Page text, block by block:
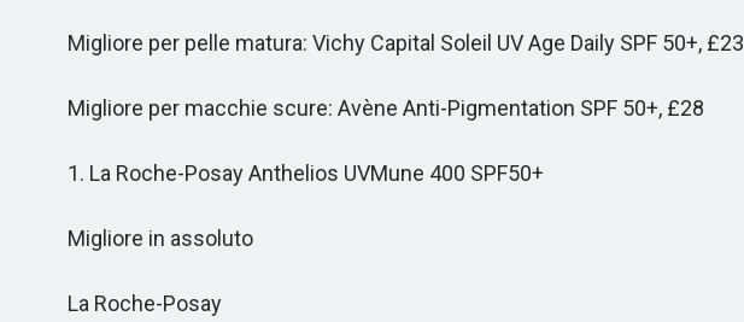
Migliore per pelle matura: Vichy Capital Soleil UV Age Daily SPF 50+, £23
Migliore per macchie scure: Avène Anti-Pigmentation SPF 50+, £28
1. La Roche-Posay Anthelios UVMune 400 SPF50+
Migliore in assoluto
La Roche-Posay